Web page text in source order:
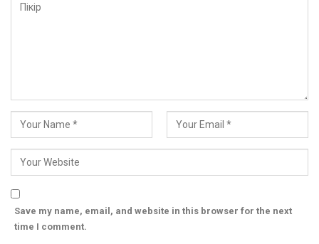
Save my name, email, and website in this browser for the next
time I comment.